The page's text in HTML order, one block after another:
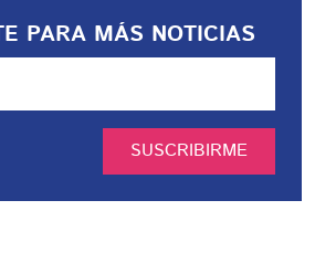
PARA MÁS NOTICIAS
SUSCRIBIRME